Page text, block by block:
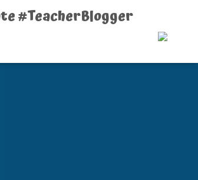
#TeacherBlogger